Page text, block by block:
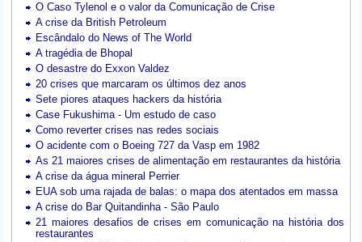
O Caso Tylenol e o valor da Comunicação de Crise
A crise da British Petroleum
Escândalo do News of The World
A tragédia de Bhopal
O desastre do Exxon Valdez
20 crises que marcaram os últimos dez anos
Sete piores ataques hackers da história
Case Fukushima - Um estudo de caso
Como reverter crises nas redes sociais
O acidente com o Boeing 727 da Vasp em 1982
As 21 maiores crises de alimentação em restaurantes da história
A crise da água mineral Perrier
EUA sob uma rajada de balas: o mapa dos atentados em massa
A crise do Bar Quitandinha - São Paulo
21 maiores desafios de crises em comunicação na história dos
restaurantes